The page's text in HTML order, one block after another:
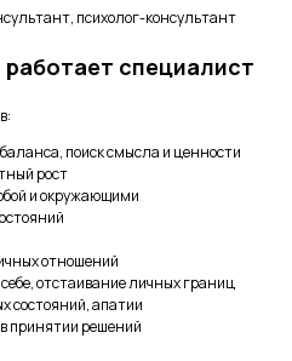
психолог-консультант
специалист
поиск смысла и ценности
рост
и окружающими
отношений
отстаивание личных границ
состояний, апатии
принятии решений